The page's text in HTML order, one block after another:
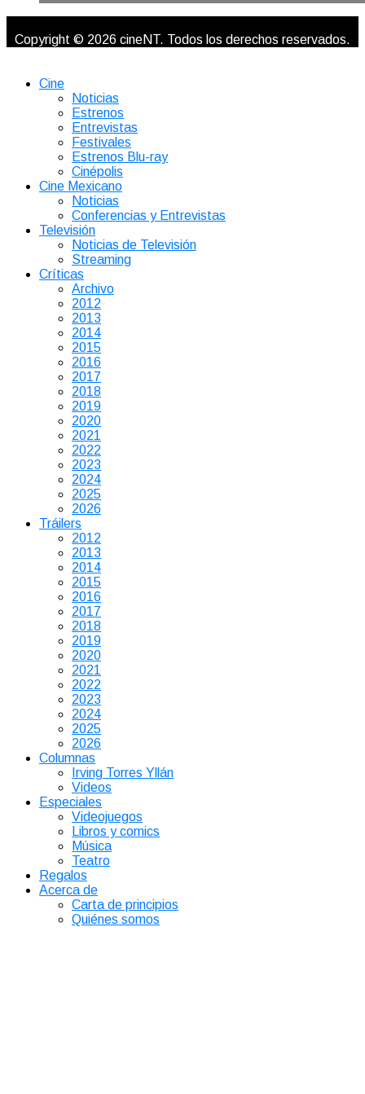
Copyright © 2026 cineNT. Todos los derechos reservados.
Cine
Noticias
Estrenos
Entrevistas
Festivales
Estrenos Blu-ray
Cinépolis
Cine Mexicano
Noticias
Conferencias y Entrevistas
Televisión
Noticias de Televisión
Streaming
Críticas
Archivo
2012
2013
2014
2015
2016
2017
2018
2019
2020
2021
2022
2023
2024
2025
2026
Tráilers
2012
2013
2014
2015
2016
2017
2018
2019
2020
2021
2022
2023
2024
2025
2026
Columnas
Irving Torres Yllán
Videos
Especiales
Videojuegos
Libros y comics
Música
Teatro
Regalos
Acerca de
Carta de principios
Quiénes somos